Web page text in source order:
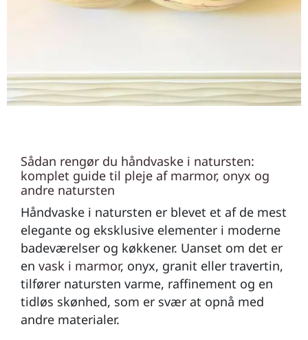
Sådan rengør du håndvaske i natursten:
komplet guide til pleje af marmor, onyx og
andre natursten
Håndvaske i natursten er blevet et af de mest
elegante og eksklusive elementer i moderne
badeværelser og køkkener. Uanset om det er
en vask i marmor, onyx, granit eller travertin,
tilfører natursten varme, raffinement og en
tidløs skønhed, som er svær at opnå med
andre materialer.